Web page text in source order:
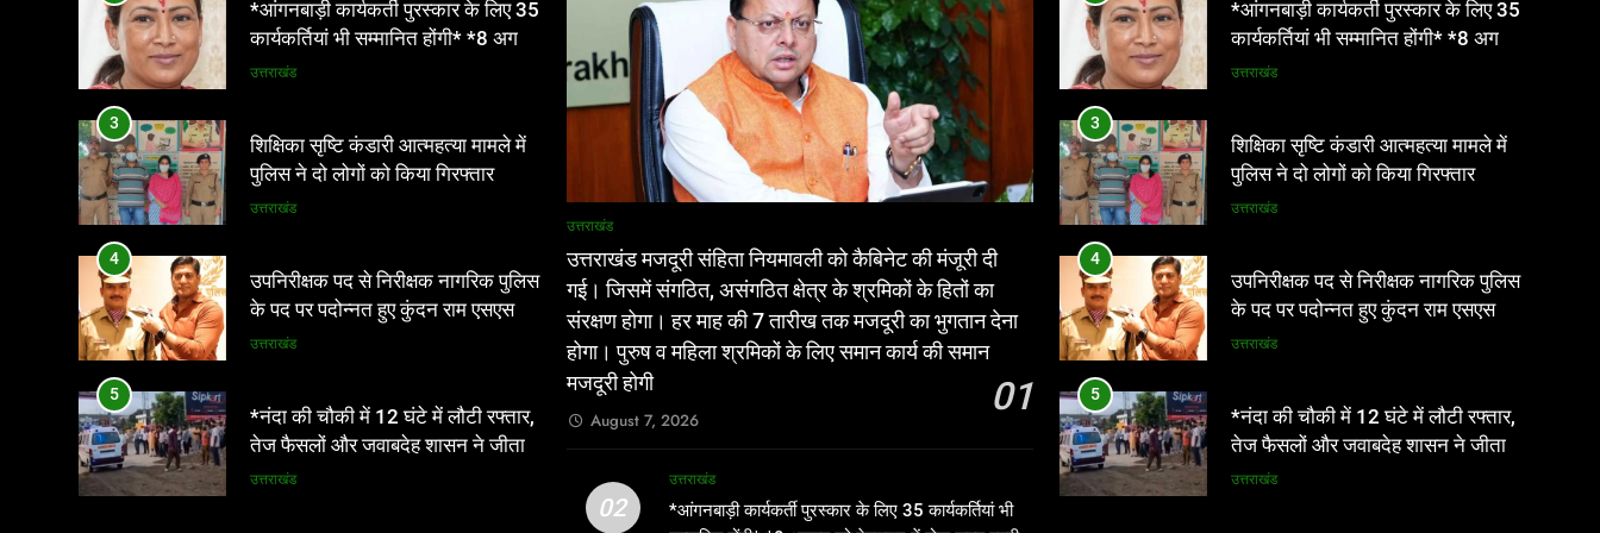
महिला श्रमिकों के लिए समान कार्य की
समान मजदूरी होगी
*आंगनबाड़ी कार्यकर्ती पुरस्कार के लिए 35
कार्यकर्तियां भी सम्मानित होंगी* *8 अगस्त
को देहरादून में होगा राज्य स्तरीय सम्मान
उत्तराखंड
3
शिक्षिका सृष्टि कंडारी आत्महत्या मामले में
पुलिस ने दो लोगों को किया गिरफ्तार
उत्तराखंड
4
उपनिरीक्षक पद से निरीक्षक नागरिक पुलिस
के पद पर पदोन्नत हुए कुंदन राम एसएसपी
ने दी शुभकामनाएं
उत्तराखंड
5
*नंदा की चौकी में 12 घंटे में लौटी रफ्तार,
तेज फैसलों और जवाबदेह शासन ने जीता
लोगों का भरोसा*
उत्तराखंड
उत्तराखंड
उत्तराखंड मजदूरी संहिता नियमावली को कैबिनेट की मंजूरी दी
गई। जिसमें संगठित, असंगठित क्षेत्र के श्रमिकों के हितों का
संरक्षण होगा। हर माह की 7 तारीख तक मजदूरी का भुगतान देना
होगा। पुरुष व महिला श्रमिकों के लिए समान कार्य की समान
मजदूरी होगी
01
August 7, 2026
02
उत्तराखंड
*आंगनबाड़ी कार्यकर्ती पुरस्कार के लिए 35 कार्यकर्तियां भी
महिला श्रमिकों के लिए समान कार्य की
समान मजदूरी होगी
*आंगनबाड़ी कार्यकर्ती पुरस्कार के लिए 35
कार्यकर्तियां भी सम्मानित होंगी* *8 अगस्त
को देहरादून में होगा राज्य स्तरीय सम्मान
उत्तराखंड
3
शिक्षिका सृष्टि कंडारी आत्महत्या मामले में
पुलिस ने दो लोगों को किया गिरफ्तार
उत्तराखंड
4
उपनिरीक्षक पद से निरीक्षक नागरिक पुलिस
के पद पर पदोन्नत हुए कुंदन राम एसएसपी
ने दी शुभकामनाएं
उत्तराखंड
5
*नंदा की चौकी में 12 घंटे में लौटी रफ्तार,
तेज फैसलों और जवाबदेह शासन ने जीता
लोगों का भरोसा*
उत्तराखंड